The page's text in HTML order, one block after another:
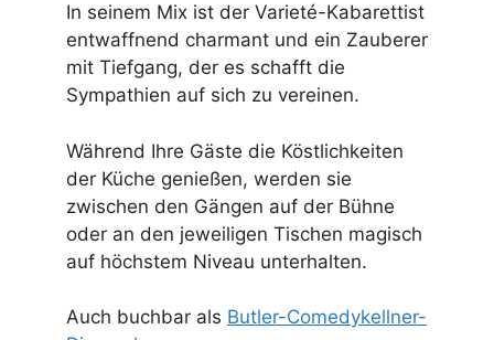
In seinem Mix ist der Varieté-Kabarettist
entwaffnend charmant und ein Zauberer
mit Tiefgang, der es schafft die
Sympathien auf sich zu vereinen.
Während Ihre Gäste die Köstlichkeiten
der Küche genießen, werden sie
zwischen den Gängen auf der Bühne
oder an den jeweiligen Tischen magisch
auf höchstem Niveau unterhalten.
Auch buchbar als Butler-Comedykellner-